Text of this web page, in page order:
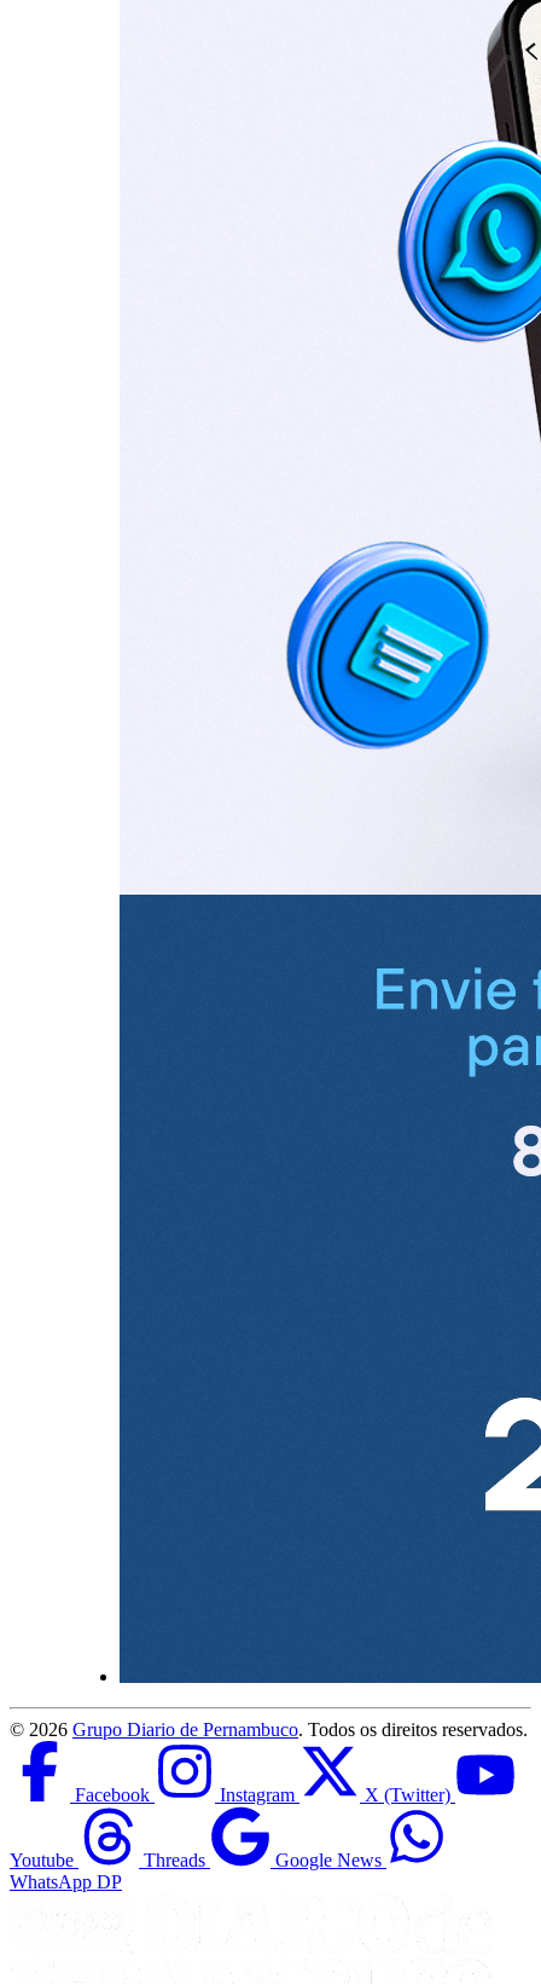
© 2026 Grupo Diario de Pernambuco. Todos os direitos reservados.
Facebook Instagram X (Twitter)
Youtube Threads
Google News
WhatsApp DP